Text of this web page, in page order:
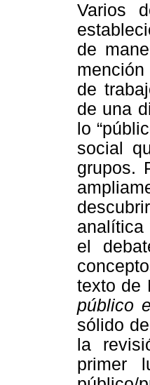
Varios
de
de
de una
lo
social
grupos.
analítica
el
texto de
público
sólido
la
primer